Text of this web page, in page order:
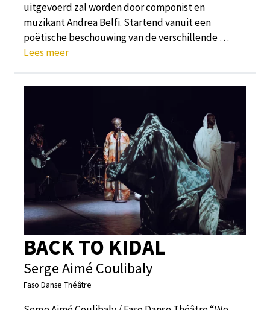
uitgevoerd zal worden door componist en
muzikant Andrea Belfi. Startend vanuit een
poëtische beschouwing van de verschillende …
Lees meer
BACK TO KIDAL
Serge Aimé Coulibaly
Faso Danse Théâtre